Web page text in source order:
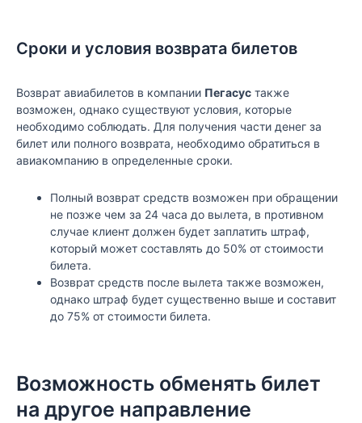
Сроки и условия возврата билетов
Возврат авиабилетов в компании Пегасус также
возможен, однако существуют условия, которые
необходимо соблюдать. Для получения части денег за
билет или полного возврата, необходимо обратиться в
авиакомпанию в определенные сроки.
Полный возврат средств возможен при обращении
не позже чем за 24 часа до вылета, в противном
случае клиент должен будет заплатить штраф,
который может составлять до 50% от стоимости
билета.
Возврат средств после вылета также возможен,
однако штраф будет существенно выше и составит
до 75% от стоимости билета.
Возможность обменять билет
на другое направление